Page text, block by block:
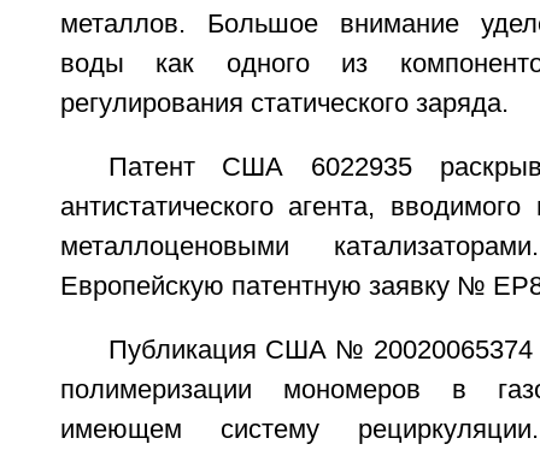
металлов. Большое внимание
воды как одного из
регулирования статического заряда.
Патент США 6022935
антистатического агента,
металлоценовыми
Европейскую патентную заявку №
Публикация США № 20020065374
полимеризации мономеров в
имеющем систему